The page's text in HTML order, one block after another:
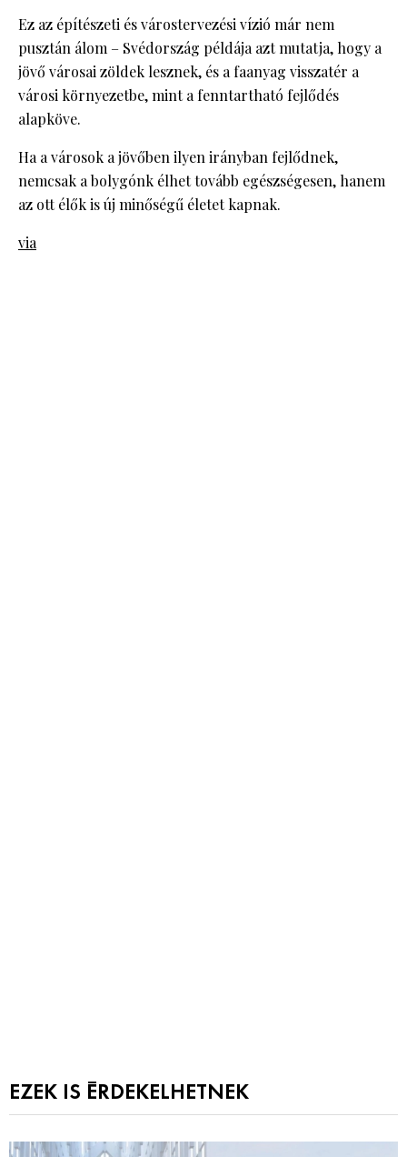
Ez az építészeti és várostervezési vízió már nem
pusztán álom – Svédország példája azt mutatja, hogy a
jövő városai zöldek lesznek, és a faanyag visszatér a
városi környezetbe, mint a fenntartható fejlődés
alapköve.
Ha a városok a jövőben ilyen irányban fejlődnek,
nemcsak a bolygónk élhet tovább egészségesen, hanem
az ott élők is új minőségű életet kapnak.
via
EZEK IS ÉRDEKELHETNEK